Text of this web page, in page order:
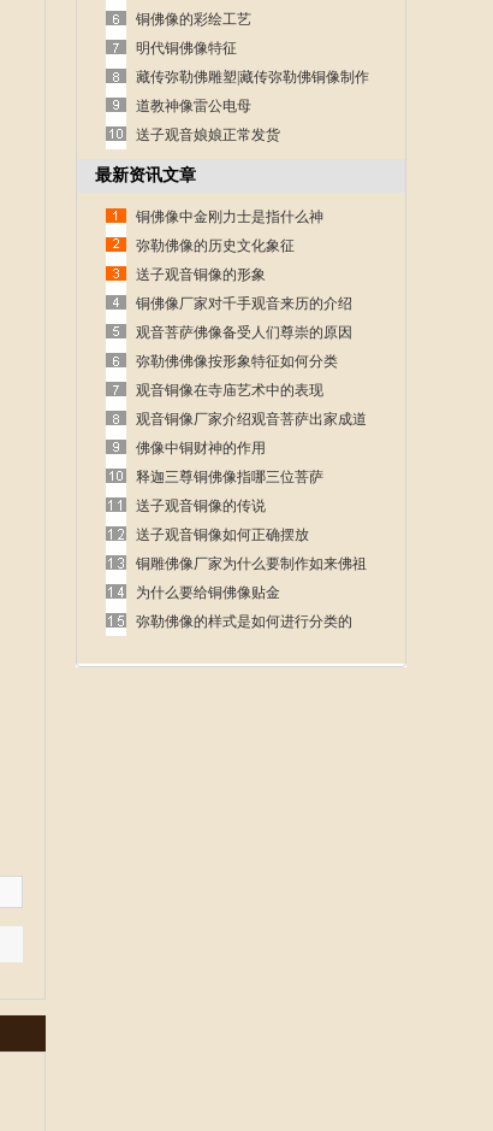
铜佛像的彩绘工艺
明代铜佛像特征
藏传弥勒佛雕塑|藏传弥勒佛铜像制作
道教神像雷公电母
送子观音娘娘正常发货
最新资讯文章
铜佛像中金刚力士是指什么神
弥勒佛像的历史文化象征
送子观音铜像的形象
铜佛像厂家对千手观音来历的介绍
观音菩萨佛像备受人们尊崇的原因
弥勒佛佛像按形象特征如何分类
观音铜像在寺庙艺术中的表现
观音铜像厂家介绍观音菩萨出家成道
的故事
佛像中铜财神的作用
释迦三尊铜佛像指哪三位菩萨
送子观音铜像的传说
送子观音铜像如何正确摆放
铜雕佛像厂家为什么要制作如来佛祖
呢
为什么要给铜佛像贴金
弥勒佛像的样式是如何进行分类的